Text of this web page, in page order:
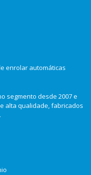
enrolar automáticas
segmento desde 2007 e
alta qualidade, fabricados